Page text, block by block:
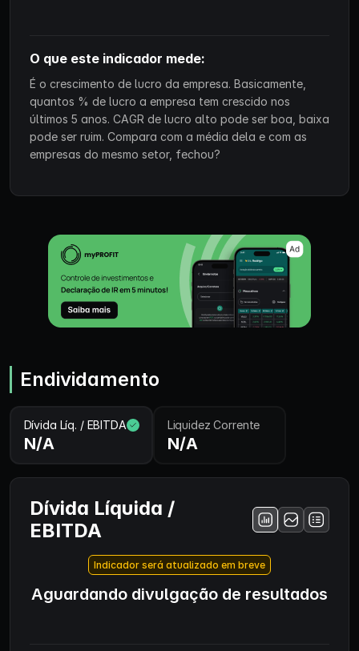
O que este indicador mede:
É o crescimento de lucro da empresa. Basicamente,
quantos % de lucro a empresa tem crescido nos
últimos 5 anos. CAGR de lucro alto pode ser boa, baixa
pode ser ruim. Compara com a média dela e com as
empresas do mesmo setor, fechou?
Endividamento
Dívida Líq. / EBITDA
N/A
Liquidez Corrente
N/A
Dívida Líquida /
EBITDA
Indicador será atualizado em breve
Aguardando divulgação de resultados